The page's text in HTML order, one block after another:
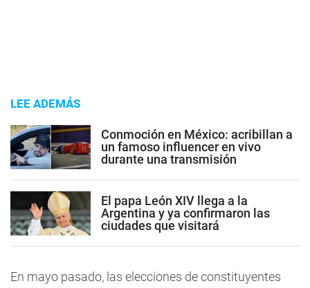
LEE ADEMÁS
Conmoción en México: acribillan a
un famoso influencer en vivo
durante una transmisión
El papa León XIV llega a la
Argentina y ya confirmaron las
ciudades que visitará
En mayo pasado, las elecciones de constituyentes